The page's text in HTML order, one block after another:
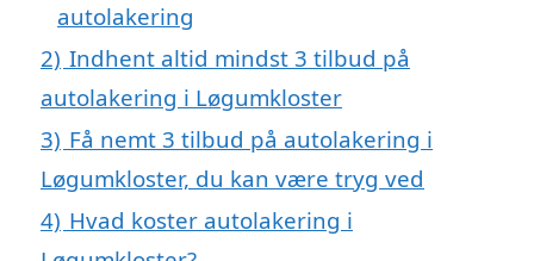
autolakering
2) Indhent altid mindst 3 tilbud på
autolakering i Løgumkloster
3) Få nemt 3 tilbud på autolakering i
Løgumkloster, du kan være tryg ved
4) Hvad koster autolakering i